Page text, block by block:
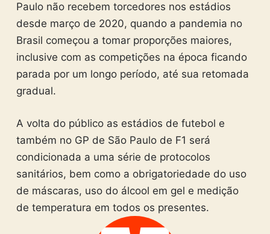
Paulo não recebem torcedores nos estádios
desde março de 2020, quando a pandemia no
Brasil começou a tomar proporções maiores,
inclusive com as competições na época ficando
parada por um longo período, até sua retomada
gradual.
A volta do público as estádios de futebol e
também no GP de São Paulo de F1 será
condicionada a uma série de protocolos
sanitários, bem como a obrigatoriedade do uso
de máscaras, uso do álcool em gel e medição
de temperatura em todos os presentes.